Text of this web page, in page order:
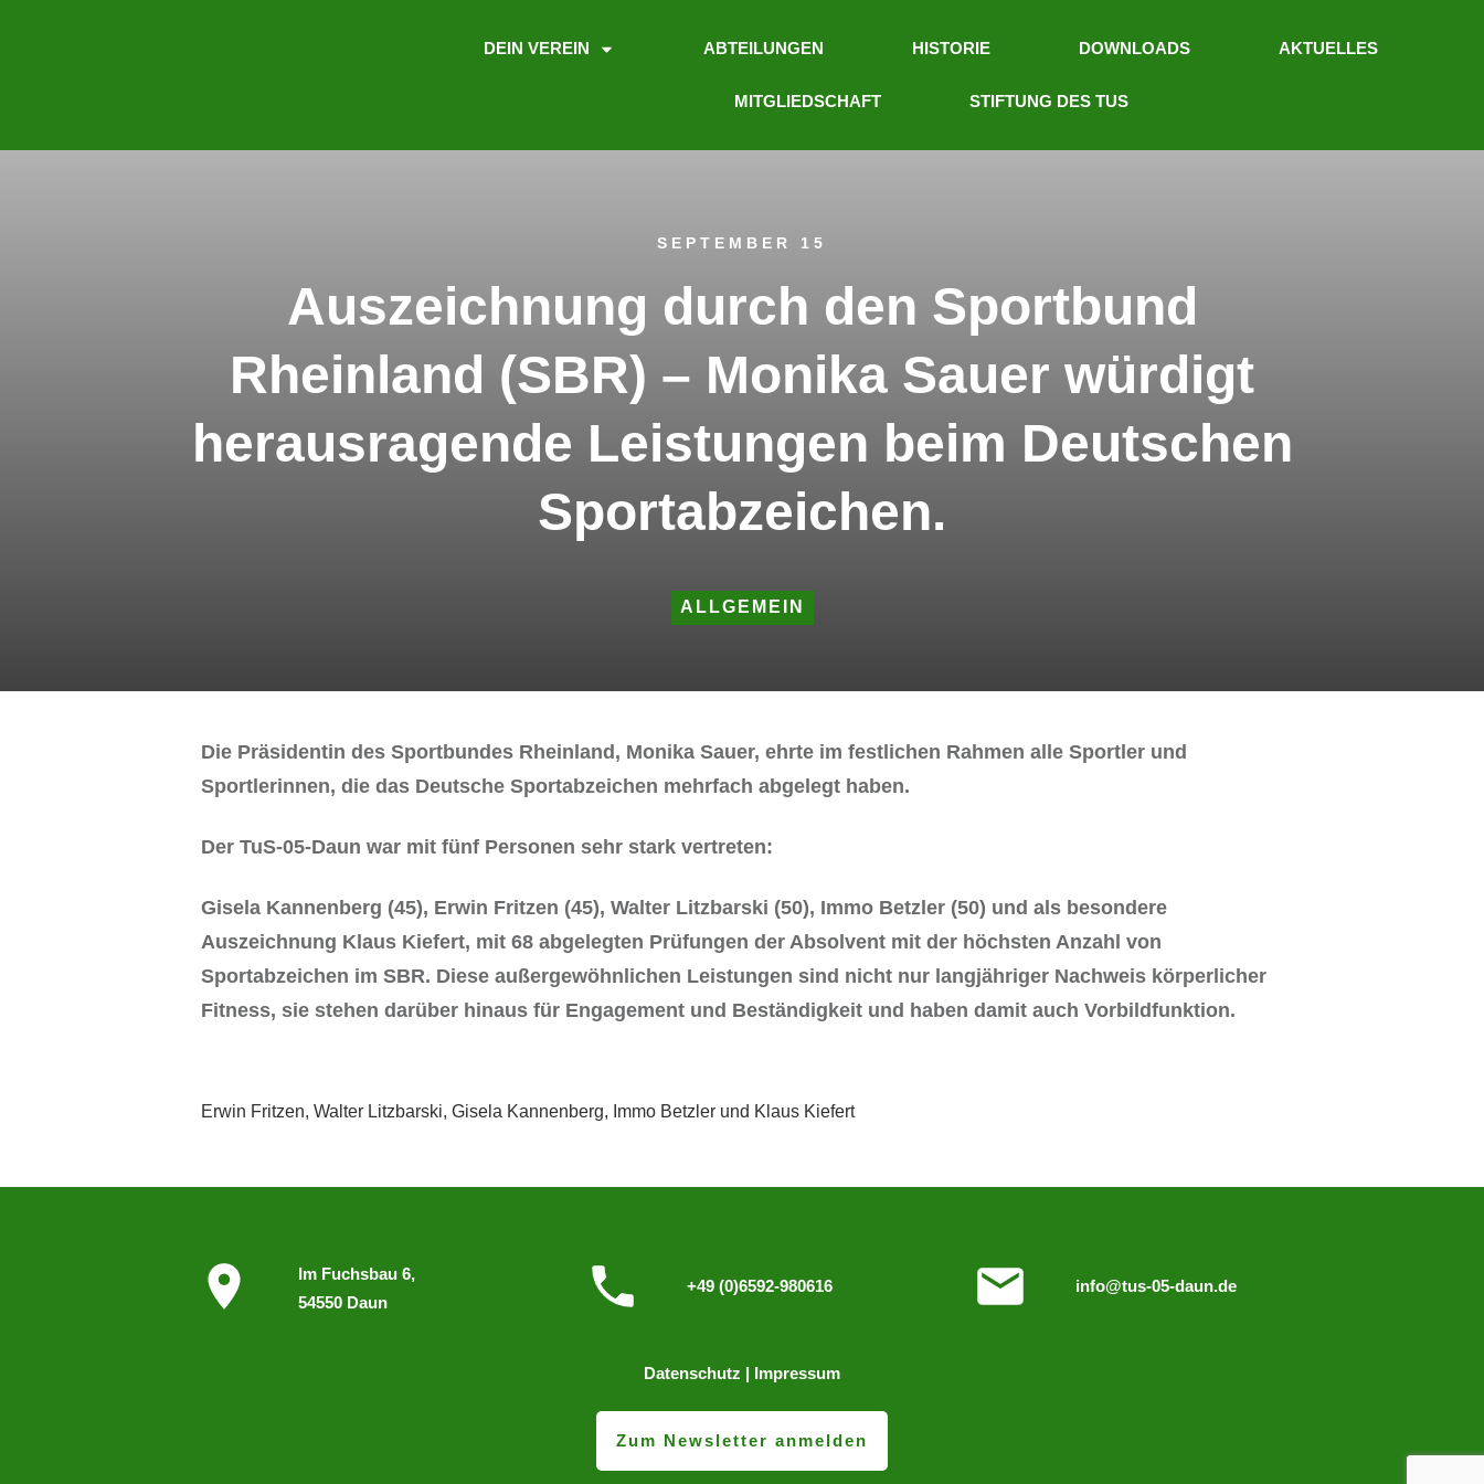
DEIN VEREIN ABTEILUNGEN HISTORIE DOWNLOADS AKTUELLES
MITGLIEDSCHAFT STIFTUNG DES TUS
SEPTEMBER 15
Auszeichnung durch den Sportbund
Rheinland (SBR) – Monika Sauer würdigt
herausragende Leistungen beim Deutschen
Sportabzeichen.
ALLGEMEIN
Die Präsidentin des Sportbundes Rheinland, Monika Sauer, ehrte im festlichen Rahmen alle Sportler und
Sportlerinnen, die das Deutsche Sportabzeichen mehrfach abgelegt haben.
Der TuS-05-Daun war mit fünf Personen sehr stark vertreten:
Gisela Kannenberg (45), Erwin Fritzen (45), Walter Litzbarski (50), Immo Betzler (50) und als besondere
Auszeichnung Klaus Kiefert, mit 68 abgelegten Prüfungen der Absolvent mit der höchsten Anzahl von
Sportabzeichen im SBR. Diese außergewöhnlichen Leistungen sind nicht nur langjähriger Nachweis körperlicher
Fitness, sie stehen darüber hinaus für Engagement und Beständigkeit und haben damit auch Vorbildfunktion.
Erwin Fritzen, Walter Litzbarski, Gisela Kannenberg, Immo Betzler und Klaus Kiefert
Im Fuchsbau 6,
54550 Daun
+49 (0)6592-980616
Datenschutz | Impressum
Zum Newsletter anmelden
info@tus-05-daun.de